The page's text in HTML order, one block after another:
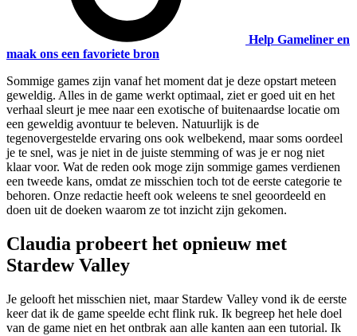
Help Gameliner en
maak ons een favoriete bron
Sommige games zijn vanaf het moment dat je deze opstart meteen
geweldig. Alles in de game werkt optimaal, ziet er goed uit en het
verhaal sleurt je mee naar een exotische of buitenaardse locatie om
een geweldig avontuur te beleven. Natuurlijk is de
tegenovergestelde ervaring ons ook welbekend, maar soms oordeel
je te snel, was je niet in de juiste stemming of was je er nog niet
klaar voor. Wat de reden ook moge zijn sommige games verdienen
een tweede kans, omdat ze misschien toch tot de eerste categorie te
behoren. Onze redactie heeft ook weleens te snel geoordeeld en
doen uit de doeken waarom ze tot inzicht zijn gekomen.
Claudia probeert het opnieuw met
Stardew Valley
Je gelooft het misschien niet, maar Stardew Valley vond ik de eerste
keer dat ik de game speelde echt flink ruk. Ik begreep het hele doel
van de game niet en het ontbrak aan alle kanten aan een tutorial. Ik